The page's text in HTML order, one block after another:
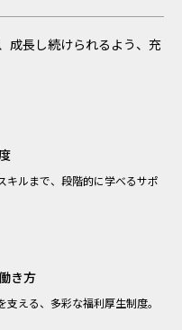
成長し続けられるよう、充
キルまで、段階的に学べるサポ
き方
支える、多彩な福利厚生制度。